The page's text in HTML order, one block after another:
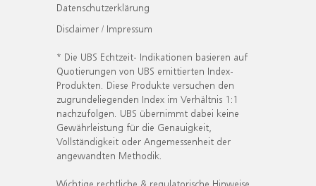
Datenschutzerklärung
Disclaimer / Impressum
* Die UBS Echtzeit- Indikationen basieren auf
Quotierungen von UBS emittierten Index-
Produkten. Diese Produkte versuchen den
zugrundeliegenden Index im Verhältnis 1:1
nachzufolgen. UBS übernimmt dabei keine
Gewährleistung für die Genauigkeit,
Vollständigkeit oder Angemessenheit der
angewandten Methodik.